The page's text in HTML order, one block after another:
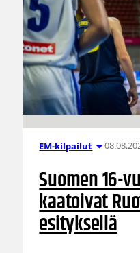
EM-kilpailut
Suomen 16-
kaatoivat
esityksellä